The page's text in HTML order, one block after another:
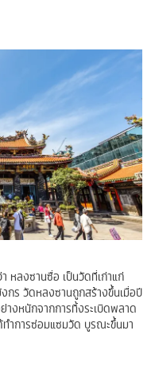
หลงซานซื่อ เป็นวัดที่เก่าแก่
งกร วัดหลงซานถูกสร้างขึ้นเมื่อปี
างหนักจากการทิ้งระเบิดพลาด
ำการซ่อมแซมวัด บูรณะขึ้นมา